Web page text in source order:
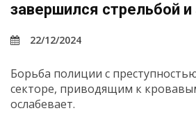
завершился стрельбой
22/12/2024
Борьба полиции с
секторе, приводящим к
ослабевает.